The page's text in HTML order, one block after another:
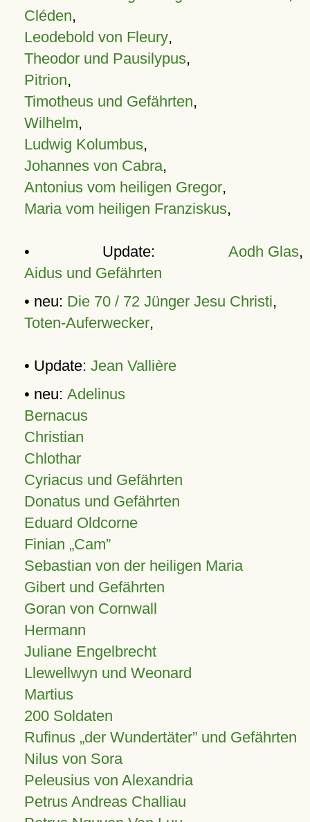
Cléden,
Leodebold von Fleury,
Theodor und Pausilypus,
Pitrion,
Timotheus und Gefährten,
Wilhelm,
Ludwig Kolumbus,
Johannes von Cabra,
Antonius vom heiligen Gregor,
Maria vom heiligen Franziskus,
• Update: Aodh Glas,
Aidus und Gefährten
• neu: Die 70 / 72 Jünger Jesu Christi,
Toten-Auferwecker,
• Update: Jean Vallière
• neu: Adelinus
Bernacus
Christian
Chlothar
Cyriacus und Gefährten
Donatus und Gefährten
Eduard Oldcorne
Finian Cam
Sebastian von der heiligen Maria
Gibert und Gefährten
Goran von Cornwall
Hermann
Juliane Engelbrecht
Llewellwyn und Weonard
Martius
200 Soldaten
Rufinus „der Wundertäter” und Gefährten
Nilus von Sora
Peleusius von Alexandria
Petrus Andreas Challiau